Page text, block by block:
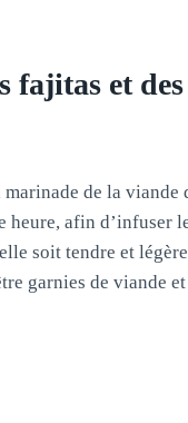
fajitas et des
de la viande
heure, afin d’infuser
soit tendre et
garnies de viande